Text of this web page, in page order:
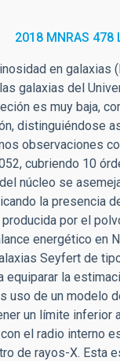
2018 MNRAS 478
en
galaxias del
es muy baja,
distinguiéndose
observaciones
cubriendo 10
núcleo se
la presencia
por el
energético en
Seyfert de
equiparar la
uso de un modelo
un límite inferior
el radio interno
de rayos-X. Esta